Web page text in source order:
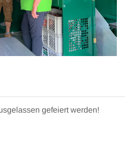
gefeiert werden!